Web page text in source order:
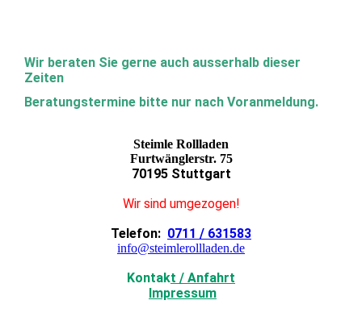
Wir beraten Sie gerne auch ausserhalb dieser
Zeiten
Beratungstermine bitte nur nach Voranmeldung.
Steimle Rollladen
Furtwänglerstr. 75
70195 Stuttgart
Wir sind umgezogen!
Telefon: 0711 / 631583
info@steimlerollladen.de
Kontakt / Anfahrt
Impressum